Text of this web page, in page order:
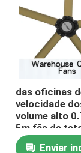
Controle da
Contacte-
Peça umas
Fãs grandes
das oficinas
velocidade
volume alto
5m fãs de
comerciais da
Enviar